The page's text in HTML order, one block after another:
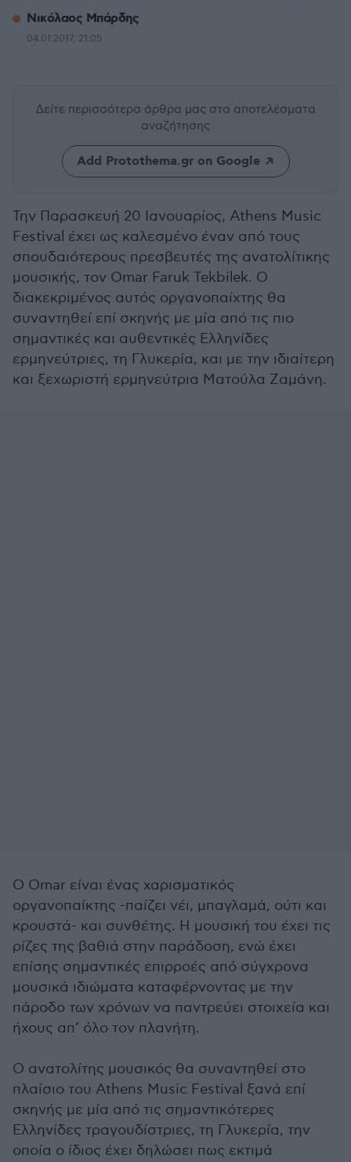
Νικόλαος Μπάρδης
04.01.2017, 21:05
Δείτε περισσότερα άρθρα μας στα αποτελέσματα
αναζήτησης
Add Protothema.gr on Google
Την Παρασκευή 20 Ιανουαρίος, Athens Music
Festival έχει ως καλεσμένο έναν από τους
σπουδαιότερους πρεσβευτές της ανατολίτικης
μουσικής, τον Omar Faruk Tekbilek. Ο
διακεκριμένος αυτός οργανοπαίχτης θα
συναντηθεί επί σκηνής με μία από τις πιο
σημαντικές και αυθεντικές Ελληνίδες
ερμηνεύτριες, τη Γλυκερία, και με την ιδιαίτερη
και ξεχωριστή ερμηνεύτρια Ματούλα Ζαμάνη.
Ο Omar είναι ένας χαρισματικός
οργανοπαίκτης -παίζει νέι, μπαγλαμά, ούτι και
κρουστά- και συνθέτης. Η μουσική του έχει τις
ρίζες της βαθιά στην παράδοση, ενώ έχει
επίσης σημαντικές επιρροές από σύγχρονα
μουσικά ιδιώματα καταφέρνοντας με την
πάροδο των χρόνων να παντρεύει στοιχεία και
ήχους απ’ όλο τον πλανήτη.
Ο ανατολίτης μουσικός θα συναντηθεί στο
πλαίσιο του Athens Music Festival ξανά επί
σκηνής με μία από τις σημαντικότερες
Ελληνίδες τραγουδίστριες, τη Γλυκερία, την
οποία ο ίδιος έχει δηλώσει πως εκτιμά